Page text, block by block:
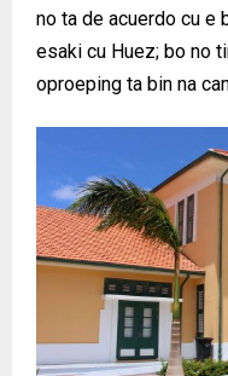
no ta de acuerdo cu e
esaki cu Huez; bo no
oproeping ta bin na